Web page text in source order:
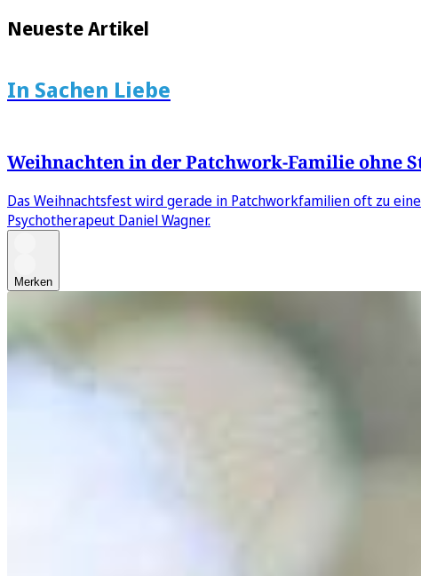
Neueste Artikel
In Sachen Liebe
Weihnachten in der Patchwork-Familie ohne
Das Weihnachtsfest wird gerade in Patchworkfamilien oft zu
Psychotherapeut Daniel Wagner.
Merken